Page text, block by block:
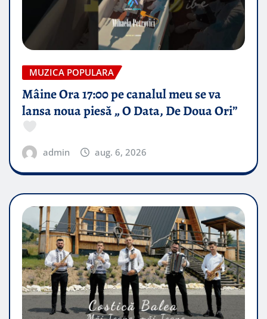
MUZICA POPULARA
Mâine Ora 17:00 pe canalul meu se va
lansa noua piesă „ O Data, De Doua Ori”
admin aug. 6, 2026